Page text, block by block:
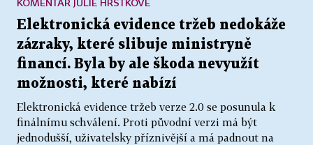
Elektronická evidence tržeb nedokáže
zázraky, které slibuje ministryně
financí. Byla by ale škoda nevyužít
možnosti, které nabízí
Elektronická evidence tržeb verze 2.0 se posunula k
finálnímu schválení. Proti původní verzi má být
jednodušší, uživatelsky příznivější a má padnout na
KOMENTÁŘ JULIE HRSTKOVÉ